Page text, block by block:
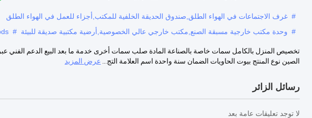
# غرف الاجتماعات في الهواء الطلق,صندوق الحديقة الخلفية للمكتب,أجزاء للعمل في الهواء الطلق
# وحدة مكتب خارجية مسبقة الصنع,مكتب خارجي عالي الخصوصية,أرضية مكتبية صديقة للبيئة #
تخصيص المنزل بالكامل سمات خاصة بالصناعة المادة صلب سمات أخرى خدمة ما بعد البيع الدعم الفني عبر
الصين نوع المنتج بيوت الحاويات الضمان سنة واحدة اسم العلامة التج...
عرض المزيد
رسائل الزائر
لا توجد تعليقات عامة بعد